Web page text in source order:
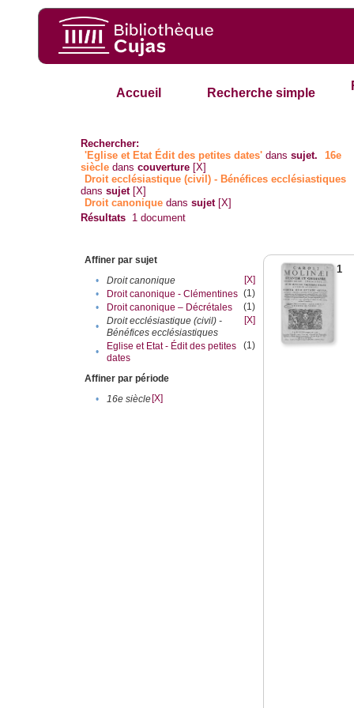
Accueil Recherche simple
Rechercher:
'Eglise et Etat Édit des petites dates' danssujet.
16e
siècle danscouverture [X]
Droit ecclésiastique (civil) - Bénéfices ecclésiastiques
danssujet [X]
Droit canonique danssujet [X]
Résultats 1 document
Affiner par sujet
•
Droit canonique
[X]
•
Droit canonique - Clémentines (1)
•
Droit canonique – Décrétales
(1)
•
Droit ecclésiastique (civil) -
Bénéfices ecclésiastiques
[X]
•
Eglise et Etat - Édit des petites
dates
(1)
Affiner par période
•
16e siècle[X]
1